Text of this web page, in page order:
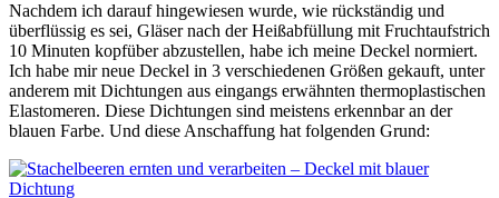
Nachdem ich darauf hingewiesen wurde, wie rückständig und
überflüssig es sei, Gläser nach der Heißabfüllung mit Fruchtaufstrich
10 Minuten kopfüber abzustellen, habe ich meine Deckel normiert.
Ich habe mir neue Deckel in 3 verschiedenen Größen gekauft, unter
anderem mit Dichtungen aus eingangs erwähnten thermoplastischen
Elastomeren. Diese Dichtungen sind meistens erkennbar an der
blauen Farbe. Und diese Anschaffung hat folgenden Grund: